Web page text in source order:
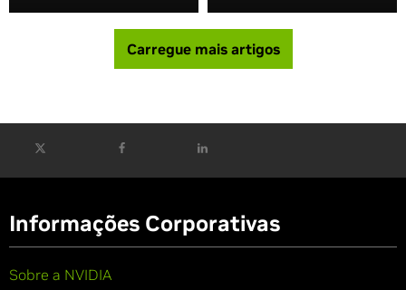
Carregue mais artigos
Informações Corporativas
Sobre a NVIDIA